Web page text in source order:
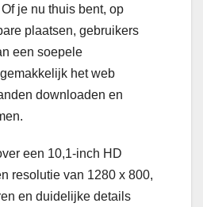
je nu thuis bent, op
plaatsen, gebruikers
een soepele
het web
downloaden en
een 10,1-inch HD
resolutie van 1280 x 800,
en duidelijke details